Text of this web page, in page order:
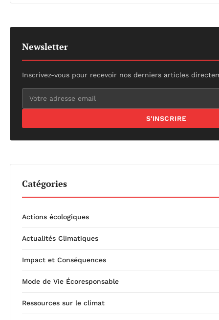
Newsletter
Inscrivez-vous pour recevoir nos derniers articles
S'INSCRIRE
Catégories
Actions écologiques
Actualités Climatiques
Impact et Conséquences
Mode de Vie Écoresponsable
Ressources sur le climat